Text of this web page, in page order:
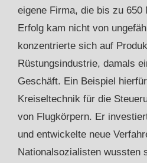
eigene Firma, die bis zu
Erfolg kam nicht von
konzentrierte sich auf
Rüstungsindustrie, damals
Geschäft. Ein Beispiel
Kreiseltechnik für die
von Flugkörpern. Er
und entwickelte neue
Nationalsozialisten wussten